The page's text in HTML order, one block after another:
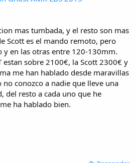
mas tumbada, y el resto son mas
Scott es el mando remoto, pero
en las otras entre 120-130mm.
estan sobre 2100€, la Scott 2300€ y
me han hablado desde maravillas
conozco a nadie que lleve una
del resto a cada uno que he
ha hablado bien.